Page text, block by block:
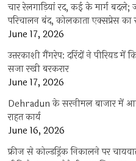
चार रेलगाड़ियां रद, कई के मार्ग
परिचालन बंद, कोलकाता एक्सप्रेस का
June 17, 2026
उत्तरकाशी गैंगरेप: दरिंदों ने पीरियड में
सजा रखी बरकरार
June 17, 2026
Dehradun के सरनीमल बाजार में
राहत कार्य
June 16, 2026
फ्रीज से कोल्डड्रिंक निकालने पर